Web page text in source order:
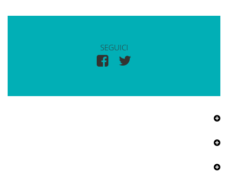
SEGUICI